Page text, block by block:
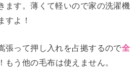
ます。薄くて軽いので家の洗濯機
すよ！
張って押し入れを占拠するので全
もう他の毛布は使えません。